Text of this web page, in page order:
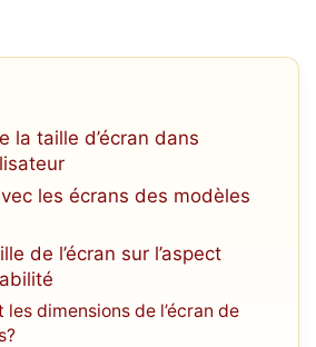
la taille d’écran dans
les écrans des modèles
de l’écran sur l’aspect
les dimensions de l’écran de